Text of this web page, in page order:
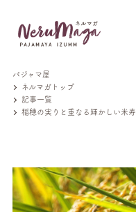
パジャマ屋
ネルマガトップ
記事一覧
稲穂の実りと重なる輝かしい米